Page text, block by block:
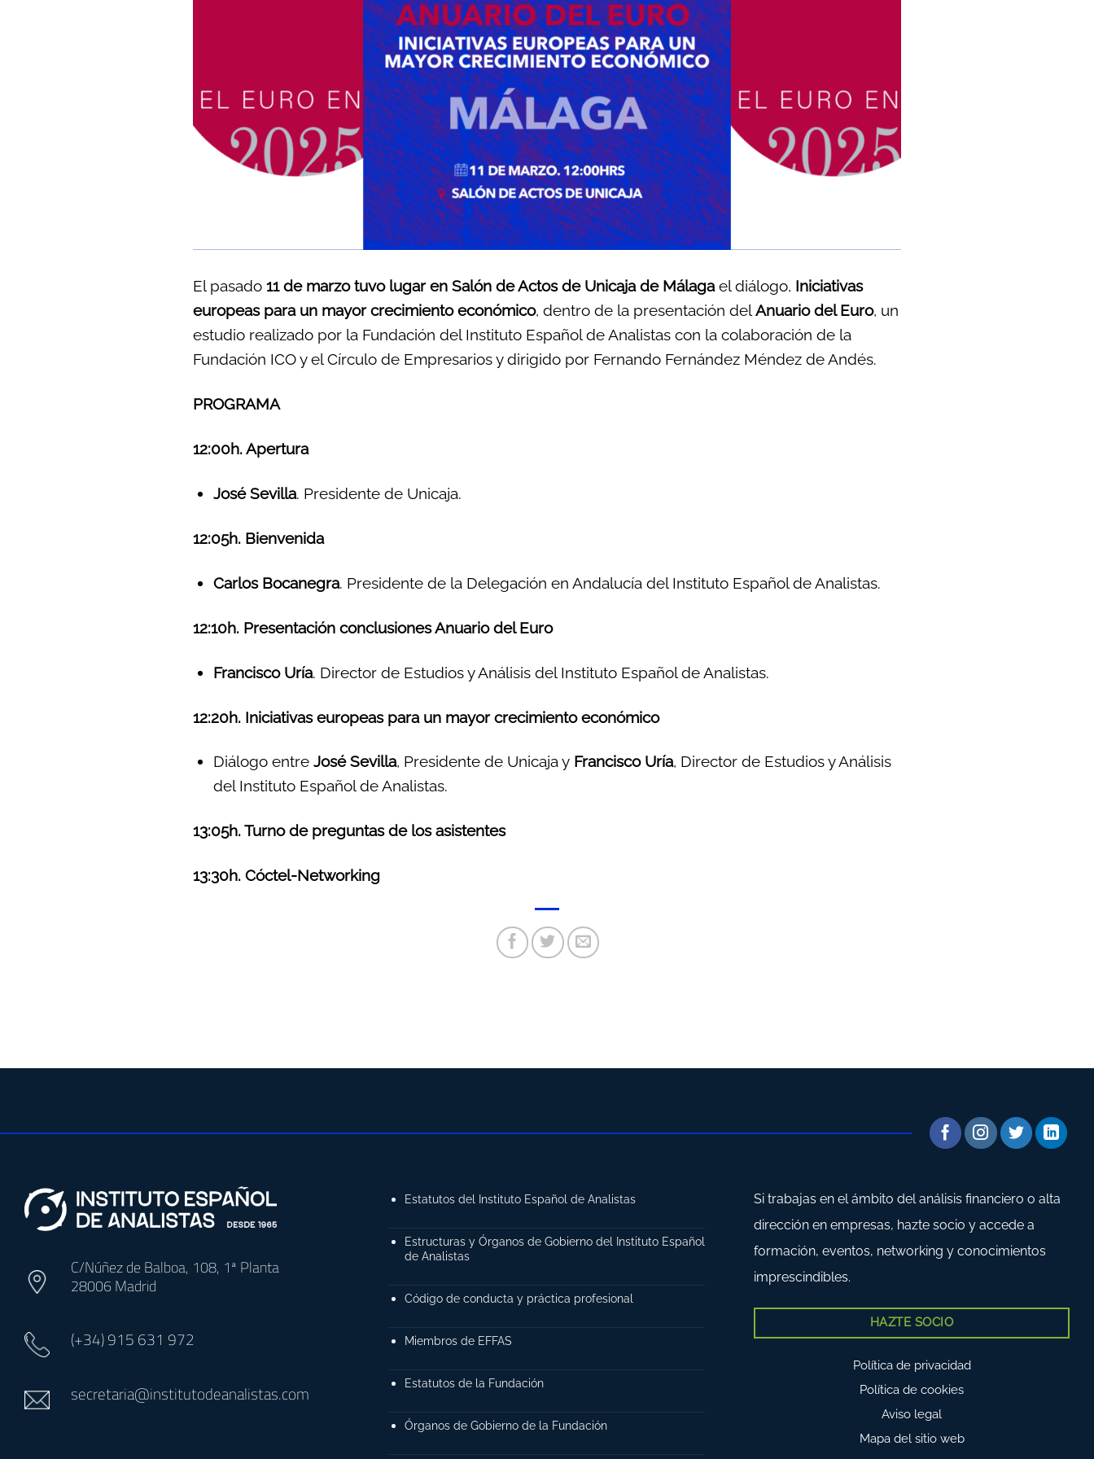
El pasado 11 de marzo tuvo lugar en Salón de Actos de Unicaja de Málagael diálogo, Iniciativas
europeas para un mayor crecimiento económico, dentro de la presentación delAnuario del Euro, un
estudio realizado por la Fundación del Instituto Español de Analistas con la colaboración de la
Fundación ICO y el Círculo de Empresarios y dirigido por Fernando Fernández Méndez de Andés.
PROGRAMA
12:00h. Apertura
José Sevilla. Presidente de Unicaja.
12:05h. Bienvenida
Carlos Bocanegra. Presidente de la Delegación en Andalucía del Instituto Español de Analistas.
12:10h. Presentación conclusiones Anuario del Euro
Francisco Uría. Director de Estudios y Análisis del Instituto Español de Analistas.
12:20h. Iniciativas europeas para un mayor crecimiento económico
Diálogo entre José Sevilla, Presidente de Unicaja yFrancisco Uría, Director de Estudios y Análisis
del Instituto Español de Analistas.
13:05h. Turno de preguntas de los asistentes
13:30h. Cóctel-Networking
C/Núñez de Balboa, 108, 1ª Planta
28006 Madrid
(+34)915 631 972
secretaria@institutodeanalistas.com
Estatutos del Instituto Español de Analistas
Estructuras y Órganos de Gobierno del Instituto Español
de Analistas
Código de conducta y práctica profesional
Miembros de EFFAS
Estatutos de la Fundación
Órganos de Gobierno de la Fundación
Si trabajas en el ámbito del análisis financiero o alta
dirección en empresas, hazte socio y accede a
formación, eventos, networking y conocimientos
imprescindibles.
HAZTE SOCIO
Política de privacidad
Política de cookies
Aviso legal
Mapa del sitio web